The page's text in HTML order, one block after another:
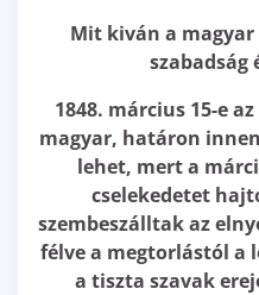
Mit kiván a magyar
szabadság
1848. március 15-e
magyar, határon
lehet, mert a
cselekedetet
szembeszálltak az
félve a megtorlástól a
a tiszta szavak